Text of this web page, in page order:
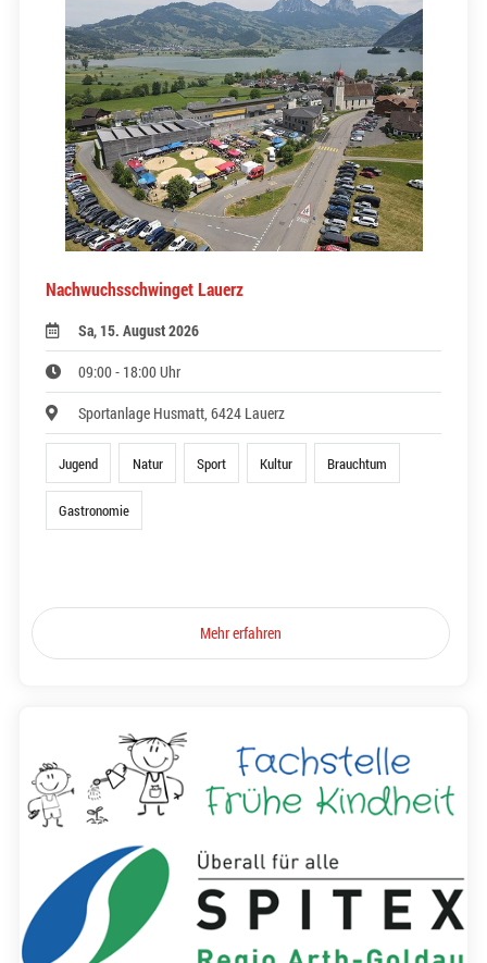
Nachwuchsschwinget Lauerz
Sa, 15. August 2026
09:00 - 18:00 Uhr
Sportanlage Husmatt, 6424 Lauerz
Jugend Natur Sport Kultur Brauchtum
Gastronomie
Mehr erfahren